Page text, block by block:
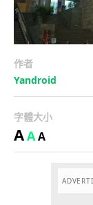
作者
Yandroid
字體大小
AAA